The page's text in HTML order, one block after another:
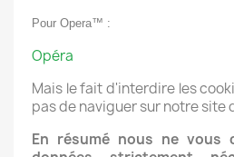
Pour Opera™ :
Opéra
Mais le fait d'interdire les
pas de naviguer sur notre site
En résumé nous ne vous